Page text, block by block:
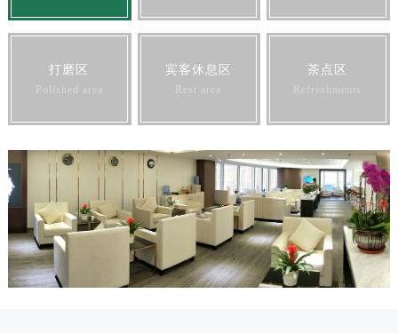
打磨区
Polished area
宾客休息区
Rest area
茶点区
Refreshments